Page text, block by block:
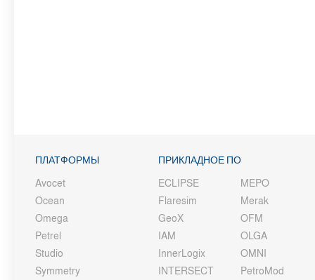
ПЛАТФОРМЫ
Avocet
Ocean
Omega
Petrel
Studio
Symmetry
ПРИКЛАДНОЕ ПО
ECLIPSE
Flaresim
GeoX
IAM
InnerLogix
INTERSECT
MEPO
Merak
OFM
OLGA
OMNI
PetroMod